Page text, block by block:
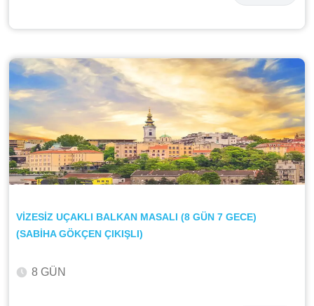
VİZESİZ UÇAKLI BALKAN MASALI (8 GÜN 7 GECE)
(SABİHA GÖKÇEN ÇIKIŞLI)
8 GÜN